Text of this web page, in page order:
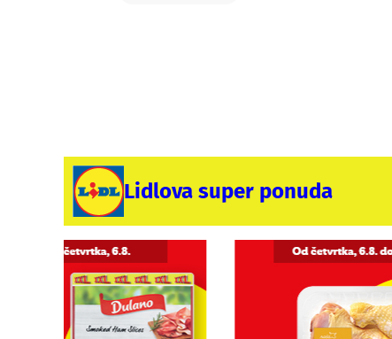
Lidlova super ponuda